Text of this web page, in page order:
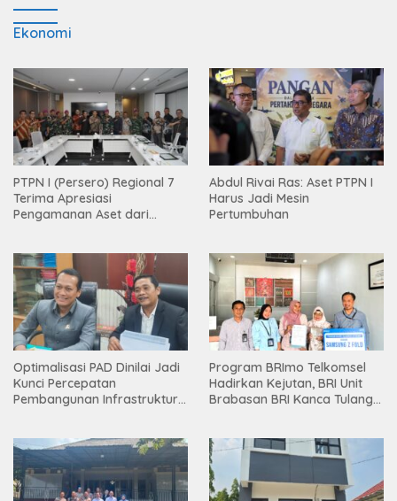
Ekonomi
PTPN I (Persero) Regional 7
Terima Apresiasi
Pengamanan Aset dari
Abdul Rivai Ras: Aset PTPN I
Harus Jadi Mesin
Pertumbuhan
Optimalisasi PAD Dinilai Jadi
Kunci Percepatan
Pembangunan Infrastruktur
Program BRImo Telkomsel
Hadirkan Kejutan, BRI Unit
Brabasan BRI Kanca Tulang
Mesuji